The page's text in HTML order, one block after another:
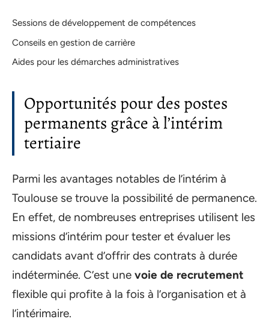
Sessions de développement de compétences
Conseils en gestion de carrière
Aides pour les démarches administratives
Opportunités pour des postes
permanents grâce à l’intérim
tertiaire
Parmi les avantages notables de l’intérim à
Toulouse se trouve la possibilité de permanence.
En effet, de nombreuses entreprises utilisent les
missions d’intérim pour tester et évaluer les
candidats avant d’offrir des contrats à durée
indéterminée. C’est une voie de recrutement
flexible qui profite à la fois à l’organisation et à
l’intérimaire.